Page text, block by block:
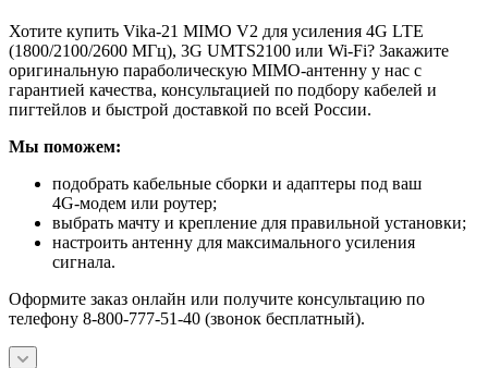
Хотите купить Vika-21 MIMO V2 для усиления 4G LTE
(1800/2100/2600 МГц), 3G UMTS2100 или Wi‑Fi? Закажите
оригинальную параболическую MIMO‑антенну у нас с
гарантией качества, консультацией по подбору кабелей и
пигтейлов и быстрой доставкой по всей России.
Мы поможем:
подобрать кабельные сборки и адаптеры под ваш
4G‑модем или роутер;
выбрать мачту и крепление для правильной установки;
настроить антенну для максимального усиления
сигнала.
Оформите заказ онлайн или получите консультацию по
телефону 8‑800‑777‑51-40 (звонок бесплатный).